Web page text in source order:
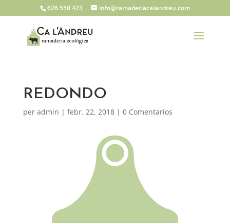
626 550 423 info@ramaderiacalandreu.com
REDONDO
per admin | febr. 22, 2018| 0 Comentarios